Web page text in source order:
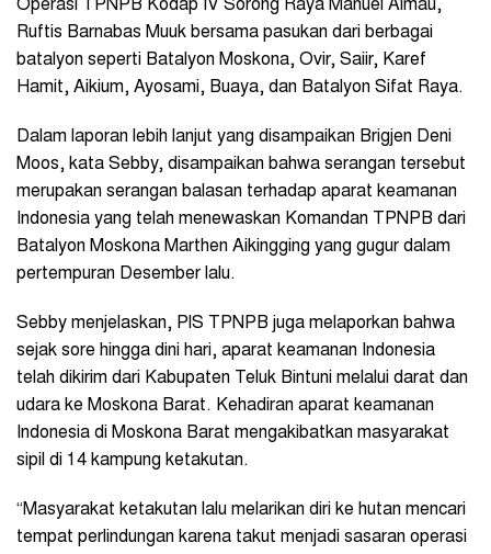
Operasi TPNPB Kodap IV Sorong Raya Manuel Aimau,
Ruftis Barnabas Muuk bersama pasukan dari berbagai
batalyon seperti Batalyon Moskona, Ovir, Saiir, Karef
Hamit, Aikium, Ayosami, Buaya, dan Batalyon Sifat Raya.
Dalam laporan lebih lanjut yang disampaikan Brigjen Deni
Moos, kata Sebby, disampaikan bahwa serangan tersebut
merupakan serangan balasan terhadap aparat keamanan
Indonesia yang telah menewaskan Komandan TPNPB dari
Batalyon Moskona Marthen Aikingging yang gugur dalam
pertempuran Desember lalu.
Sebby menjelaskan, PIS TPNPB juga melaporkan bahwa
sejak sore hingga dini hari, aparat keamanan Indonesia
telah dikirim dari Kabupaten Teluk Bintuni melalui darat dan
udara ke Moskona Barat. Kehadiran aparat keamanan
Indonesia di Moskona Barat mengakibatkan masyarakat
sipil di 14 kampung ketakutan.
“Masyarakat ketakutan lalu melarikan diri ke hutan mencari
tempat perlindungan karena takut menjadi sasaran operasi